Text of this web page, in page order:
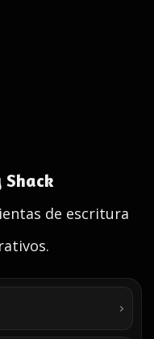
de escritura